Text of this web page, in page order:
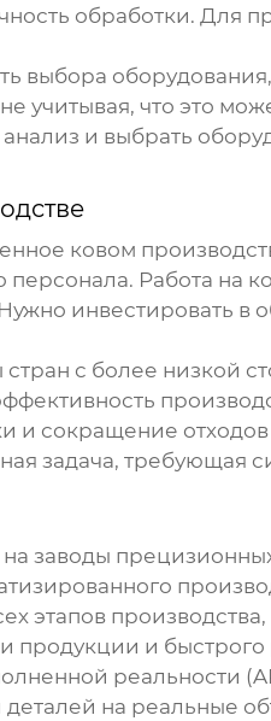
обработки. Для
выбора
учитывая, что это
и выбрать
ковом
Работа на
инвестировать в
с более низкой
и сокращение
задача, требующая
заводы
этапов
продукции и
реальности
на реальные